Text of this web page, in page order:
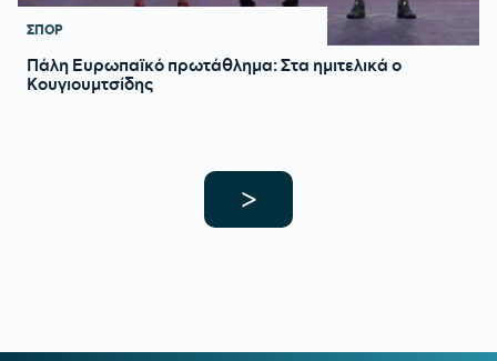
ΣΠΟΡ
Πάλη Ευρωπαϊκό πρωτάθλημα: Στα ημιτελικά ο
Κουγιουμτσίδης
>